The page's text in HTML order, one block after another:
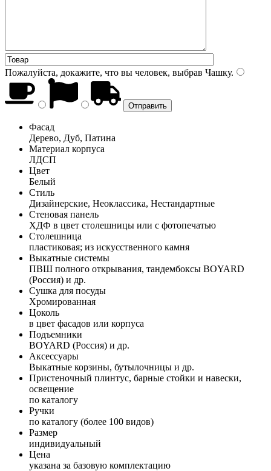
Пожалуйста, докажите, что вы человек, выбрав Чашку.
Фасад
Дерево, Дуб, Патина
Материал корпуса
ЛДСП
Цвет
Белый
Стиль
Дизайнерские, Неоклассика, Нестандартные
Стеновая панель
ХДФ в цвет столешницы или с фотопечатью
Столешница
пластиковая; из искусственного камня
Выкатные системы
ПВШ полного открывания, тандембоксы BOYARD
(Россия) и др.
Сушка для посуды
Хромированная
Цоколь
в цвет фасадов или корпуса
Подъемники
BOYARD (Россия) и др.
Аксессуары
Выкатные корзины, бутылочницы и др.
Пристеночный плинтус, барные стойки и навески,
освещение
по каталогу
Ручки
по каталогу (более 100 видов)
Размер
индивидуальный
Цена
указана за базовую комплектацию